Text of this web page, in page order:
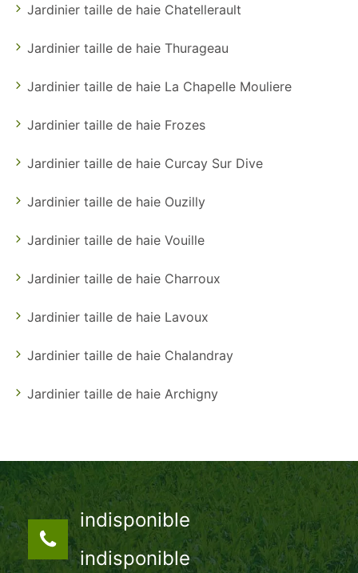
Jardinier taille de haie Chatellerault
Jardinier taille de haie Thurageau
Jardinier taille de haie La Chapelle Mouliere
Jardinier taille de haie Frozes
Jardinier taille de haie Curcay Sur Dive
Jardinier taille de haie Ouzilly
Jardinier taille de haie Vouille
Jardinier taille de haie Charroux
Jardinier taille de haie Lavoux
Jardinier taille de haie Chalandray
Jardinier taille de haie Archigny
indisponible
indisponible